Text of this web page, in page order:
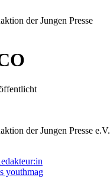
der Jungen Presse
der Jungen Presse e.V.
youthmag